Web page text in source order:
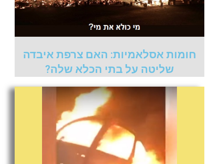
חומות אסלאמיות: האם צרפת איבדה
שליטה על בתי הכלא שלה?